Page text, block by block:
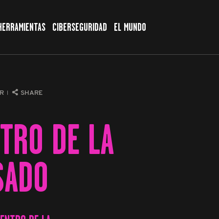
CIBERSEGURIDAD EL MUNDO
SHARE
DE LA